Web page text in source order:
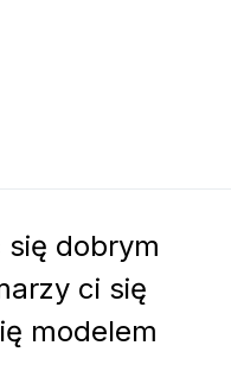
dobrym
ci się
modelem